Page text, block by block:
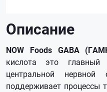
Описание
NOW Foods GABA
кислота это главный
центральной
поддерживает процессы